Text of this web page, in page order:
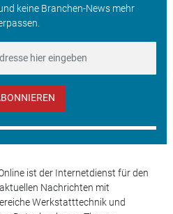
keine Branchen-News mehr
ist der Internetdienst für den
Nachrichten mit
Werkstatttechnik und